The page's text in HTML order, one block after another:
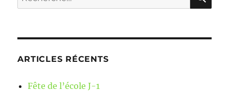
pour :
ARTICLES RÉCENTS
Fête de l’école J-1